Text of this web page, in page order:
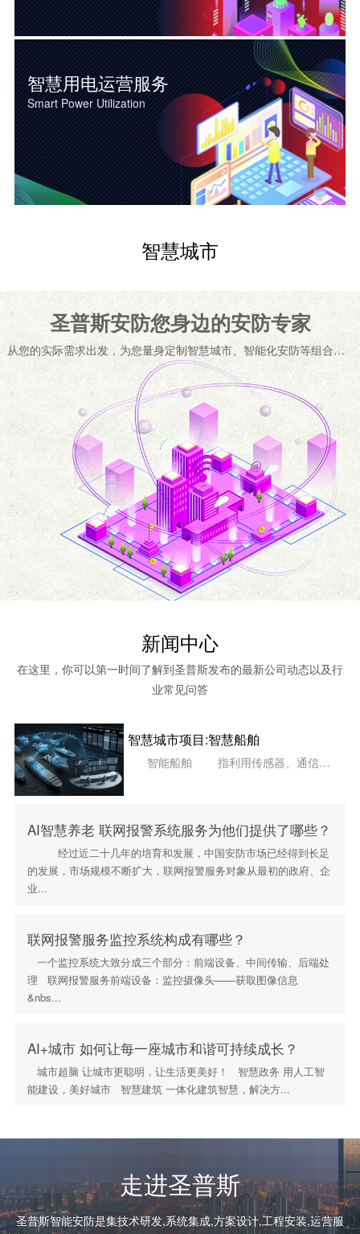
智慧安防运营服务
通过数据采集系统接入自主研发的智能综合管理云平台，调动
人力响应，实现风险前置预判、远程值守、线上闭环处置，全
方位筑牢场所安全防线。
智慧用电运营服务
Smart Power Utilization
智慧用电是以物联网传感技术为基础，把传统人工被动排查，
风三级监管服务。
智慧城市
圣普斯安防您身边的安防专家
从您的实际需求出发，为您量身定制智慧城市、智能化安防等组合解决方案，为企业、家庭及个人提供专业、安心的高品质安全服务...
新闻中心
在这里，你可以第一时间了解到圣普斯发布的最新公司动态以及行
业常见问答
智慧城市项目:智慧船舶
智能船舶 指利用传感器、通信、物联网、互联网等技术手...
AI智慧养老 联网报警系统服务为他们提供了哪些？
经过近二十几年的培育和发展，中国安防市场已经得到长足
的发展，市场规模不断扩大，联网报警服务对象从最初的政府、企
业...
联网报警服务监控系统构成有哪些？
一个监控系统大致分成三个部分：前端设备、中间传输、后端处
理 联网报警服务前端设备：监控摄像头——获取图像信息
&nbs...
AI+城市 如何让每一座城市和谐可持续成长？
城市超脑 让城市更聪明，让生活更美好！ 智慧政务 用人工智
能建设，美好城市 智慧建筑 一体化建筑智慧，解决方...
走进圣普斯
圣普斯智能安防是集技术研发,系统集成,方案设计,工程安装,运营服